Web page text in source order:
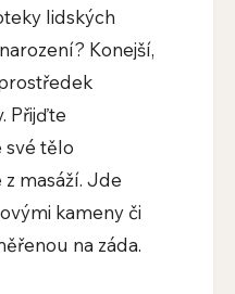
lidských
Konejší,
Přijďte
své tělo
masáží. Jde
kameny či
na záda.